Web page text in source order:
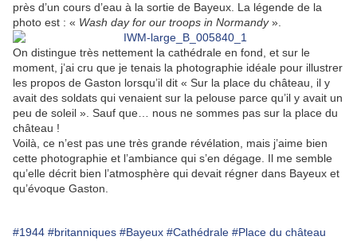
près d’un cours d’eau à la sortie de Bayeux. La légende de la
photo est : « Wash day for our troops in Normandy».
On distingue très nettement la cathédrale en fond, et sur le
moment, j’ai cru que je tenais la photographie idéale pour illustrer
les propos de Gaston lorsqu’il dit « Sur la place du château, il y
avait des soldats qui venaient sur la pelouse parce qu’il y avait un
peu de soleil ». Sauf que… nous ne sommes pas sur la place du
château !
Voilà, ce n’est pas une très grande révélation, mais j’aime bien
cette photographie et l’ambiance qui s’en dégage. Il me semble
qu’elle décrit bien l’atmosphère qui devait régner dans Bayeux et
qu’évoque Gaston.
#1944 #britanniques #Bayeux #Cathédrale #Place du château